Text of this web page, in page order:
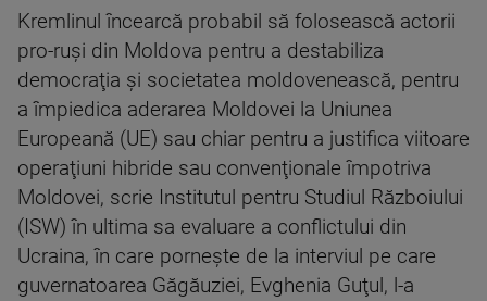
Kremlinul încearcă probabil să folosească actorii
pro-ruşi din Moldova pentru a destabiliza
democraţia şi societatea moldovenească, pentru
a împiedica aderarea Moldovei la Uniunea
Europeană (UE) sau chiar pentru a justifica viitoare
operaţiuni hibride sau convenţionale împotriva
Moldovei, scrie Institutul pentru Studiul Războiului
(ISW) în ultima sa evaluare a conflictului din
Ucraina, în care porneşte de la interviul pe care
guvernatoarea Găgăuziei, Evghenia Guţul, l-a